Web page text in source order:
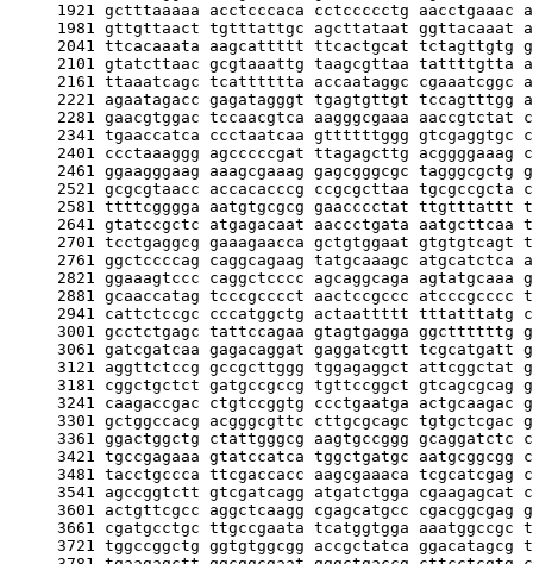
1921 gctttaaaaa acctcccaca cctccccctg aacctgaaac
1981 gttgttaact tgtttattgc agcttataat ggttacaaat
2041 ttcacaaata aagcattttt ttcactgcat tctagttgtg
2101 gtatcttaac gcgtaaattg taagcgttaa tattttgtta
2161 ttaaatcagc tcatttttta accaataggc cgaaatcggc
2221 agaatagacc gagatagggt tgagtgttgt tccagtttgg
2281 gaacgtggac tccaacgtca aagggcgaaa aaccgtctat
2341 tgaaccatca ccctaatcaa gttttttggg gtcgaggtgc
2401 ccctaaaggg agcccccgat ttagagcttg acggggaaag
2461 ggaagggaag aaagcgaaag gagcgggcgc tagggcgctg
2521 gcgcgtaacc accacacccg ccgcgcttaa tgcgccgcta
2581 ttttcgggga aatgtgcgcg gaacccctat ttgtttattt
2641 gtatccgctc atgagacaat aaccctgata aatgcttcaa
2701 tcctgaggcg gaaagaacca gctgtggaat gtgtgtcagt
2761 ggctccccag caggcagaag tatgcaaagc atgcatctca
2821 ggaaagtccc caggctcccc agcaggcaga agtatgcaaa
2881 gcaaccatag tcccgcccct aactccgccc atcccgcccc
2941 cattctccgc cccatggctg actaattttt tttatttatg
3001 gcctctgagc tattccagaa gtagtgagga ggcttttttg
3061 gatcgatcaa gagacaggat gaggatcgtt tcgcatgatt
3121 aggttctccg gccgcttggg tggagaggct attcggctat
3181 cggctgctct gatgccgccg tgttccggct gtcagcgcag
3241 caagaccgac ctgtccggtg ccctgaatga actgcaagac
3301 gctggccacg acgggcgttc cttgcgcagc tgtgctcgac
3361 ggactggctg ctattgggcg aagtgccggg gcaggatctc
3421 tgccgagaaa gtatccatca tggctgatgc aatgcggcgg
3481 tacctgccca ttcgaccacc aagcgaaaca tcgcatcgag
3541 agccggtctt gtcgatcagg atgatctgga cgaagagcat
3601 actgttcgcc aggctcaagg cgagcatgcc cgacggcgag
3661 cgatgcctgc ttgccgaata tcatggtgga aaatggccgc
3721 tggccggctg ggtgtggcgg accgctatca ggacatagcg